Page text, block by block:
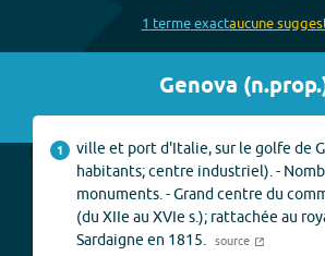
1 termeexactaucune
Genova (n.prop.
1
ville et port d'Italie, sur le golfe de
habitants; centre industriel). -
monuments. - Grand centre du
(du XIIe au XVIe s.); rattachée au
Sardaigne en 1815.
source